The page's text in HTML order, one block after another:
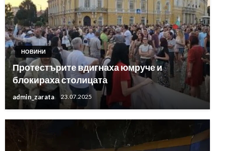
НОВИНИ
Протестърите вдигнаха юмруче и
блокираха столицата
admin_zarata 23.07.2025